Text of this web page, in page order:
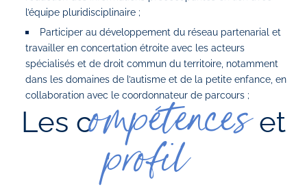
l’équipe pluridisciplinaire ;
Participer au développement du réseau partenarial et
travailler en concertation étroite avec les acteurs
spécialisés et de droit commun du territoire, notamment
dans les domaines de l’autisme et de la petite enfance, en
collaboration avec le coordonnateur de parcours ;
Les compétenceset
profil